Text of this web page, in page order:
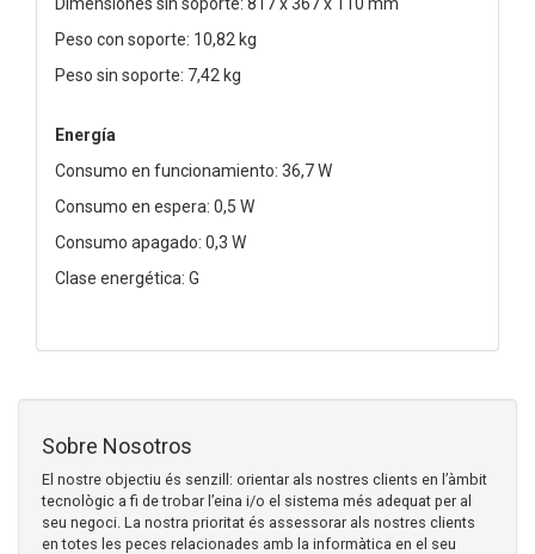
Peso con soporte: 10,82 kg
Peso sin soporte: 7,42 kg
Energía
Consumo en funcionamiento: 36,7 W
Consumo en espera: 0,5 W
Consumo apagado: 0,3 W
Clase energética: G
Sobre Nosotros
El nostre objectiu és senzill: orientar als nostres clients en l’àmbit
tecnològic a fi de trobar l’eina i/o el sistema més adequat per al
seu negoci. La nostra prioritat és assessorar als nostres clients
en totes les peces relacionades amb la informàtica en el seu